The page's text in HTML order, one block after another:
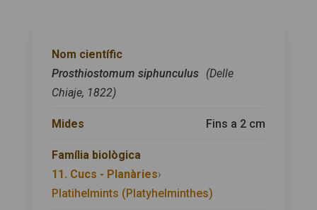
Nom científic
Prosthiostomum siphunculus (Delle
Chiaje, 1822)
Mides Fins a 2 cm
Família biològica
11. Cucs - Planàries›
Platihelmints (Platyhelminthes)